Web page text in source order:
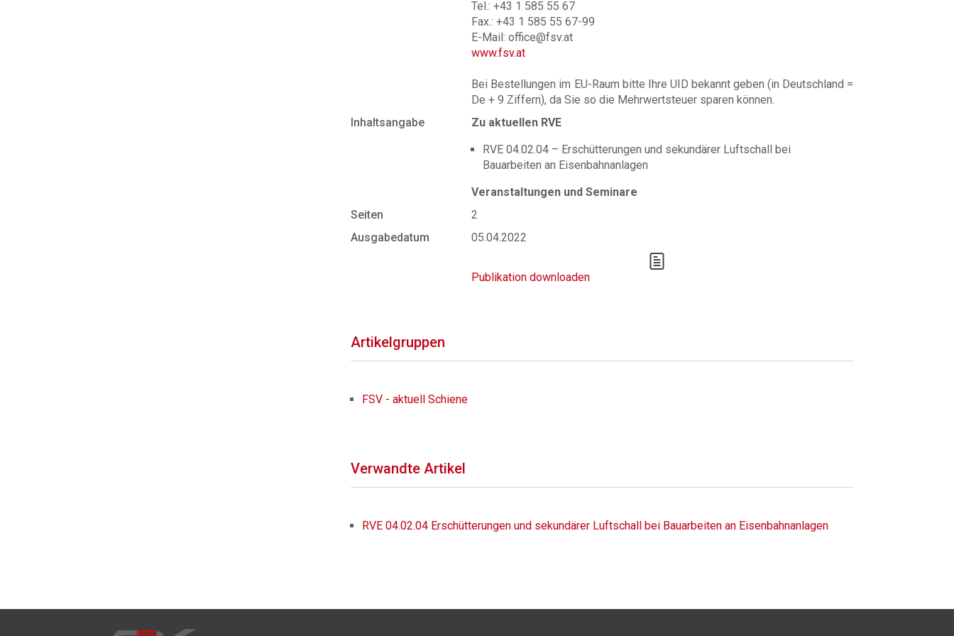
Tel.: +43 1 585 55 67
Fax.: +43 1 585 55 67-99
E-Mail: office@fsv.at
www.fsv.at
Bei Bestellungen im EU-Raum bitte Ihre UID bekannt geben (in Deutschland =
De + 9 Ziffern), da Sie so die Mehrwertsteuer sparen können.
Inhaltsangabe
Zu aktuellen RVE
RVE 04.02.04 – Erschütterungen und sekundärer Luftschall bei
Bauarbeiten an Eisenbahnanlagen
Veranstaltungen und Seminare
Seiten
2
Ausgabedatum
05.04.2022
Publikation downloaden
Artikelgruppen
FSV - aktuell Schiene
Verwandte Artikel
RVE 04.02.04 Erschütterungen und sekundärer Luftschall bei Bauarbeiten an Eisenbahnanlagen